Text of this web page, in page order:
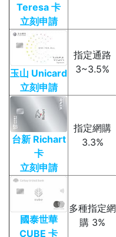
Teresa 卡
立刻申請
玉山 Unicard
立刻申請
指定通路
3~3.5%
台新 Richart
卡
立刻申請
指定網購
3.3%
國泰世華
CUBE 卡
多種指定網
購 3%